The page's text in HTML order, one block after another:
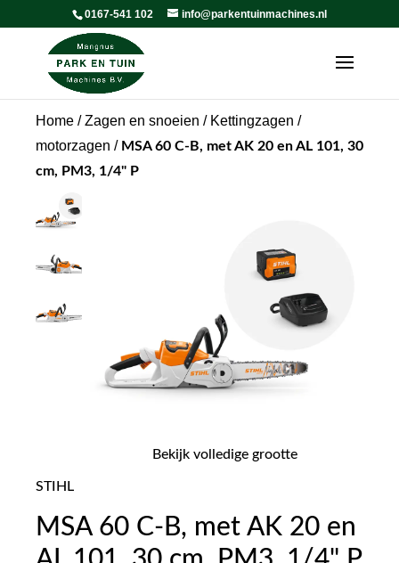
0167-541 102 info@parkentuinmachines.nl
Home /Zagen en snoeien / Kettingzagen /
motorzagen / MSA 60 C-B, met AK 20 en AL 101, 30
cm, PM3, 1/4" P
Bekijk volledige grootte
STIHL
MSA 60 C-B, met AK 20 en